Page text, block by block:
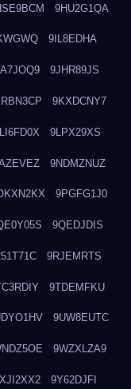
9HU2G1QA
9IL8EDHA
9JHR89JS
9KXDCNY7
9LPX29XS
9NDMZNUZ
9PGFG1J0
9QEDJDIS
9RJEMRTS
9TDEMFKU
9UW8EUTC
9WZXLZA9
9Y62DJFI